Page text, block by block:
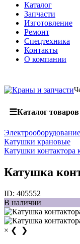
Каталог
Запчасти
Изготовление
Ремонт
Спецтехника
Контакты
О компании
☰Каталог товаров
Электрооборудование
Катушки крановые
Катушки контактора
Катушка
ID: 405552
В наличии
× ❮ ❯